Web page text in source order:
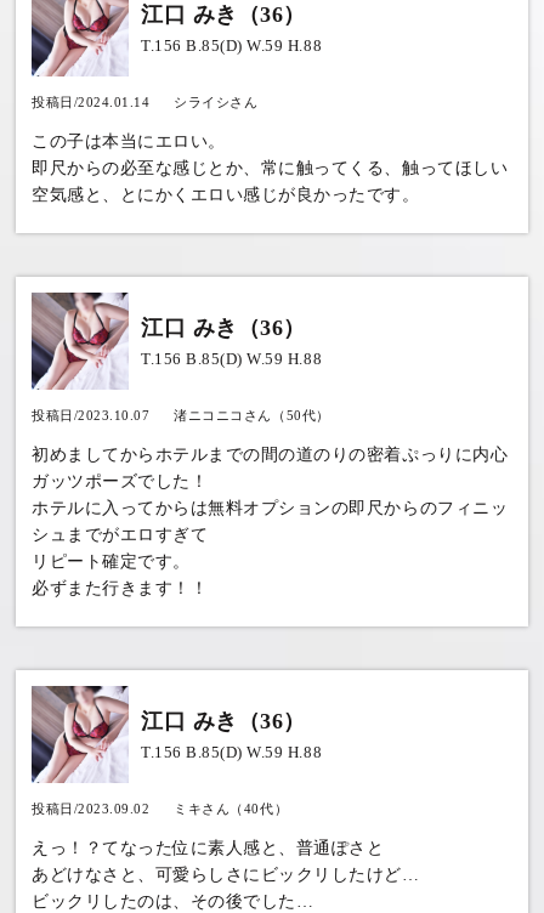
江口 みき（36）
T.156 B.85(D) W.59 H.88
投稿日/2024.01.14 シライシさん
この子は本当にエロい。
即尺からの必至な感じとか、常に触ってくる、触ってほしい
空気感と、とにかくエロい感じが良かったです。
江口 みき（36）
T.156 B.85(D) W.59 H.88
投稿日/2023.10.07 渚ニコニコさん（50代）
初めましてからホテルまでの間の道のりの密着ぷっりに内心
ガッツポーズでした！
ホテルに入ってからは無料オプションの即尺からのフィニッ
シュまでがエロすぎて
リピート確定です。
必ずまた行きます！！
江口 みき（36）
T.156 B.85(D) W.59 H.88
投稿日/2023.09.02 ミキさん（40代）
えっ！？てなった位に素人感と、普通ぽさと
あどけなさと、可愛らしさにビックリしたけど…
ビックリしたのは、その後でした…